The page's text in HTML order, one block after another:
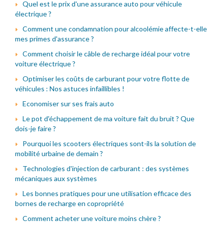
Quel est le prix d'une assurance auto pour véhicule
électrique ?
Comment une condamnation pour alcoolémie affecte-t-elle
mes primes d'assurance ?
Comment choisir le câble de recharge idéal pour votre
voiture électrique ?
Optimiser les coûts de carburant pour votre flotte de
véhicules : Nos astuces infaillibles !
Economiser sur ses frais auto
Le pot d'échappement de ma voiture fait du bruit ? Que
dois-je faire ?
Pourquoi les scooters électriques sont-ils la solution de
mobilité urbaine de demain ?
Technologies d'injection de carburant : des systèmes
mécaniques aux systèmes
Les bonnes pratiques pour une utilisation efficace des
bornes de recharge en copropriété
Comment acheter une voiture moins chère ?